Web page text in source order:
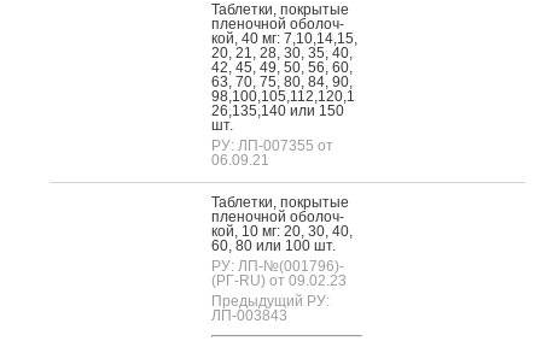
Таб­летки, пок­ры­тые
пле­ноч­ной обо­лоч­
кой, 40 мг: 7,10,14,15,
20, 21, 28, 30, 35, 40,
42, 45, 49, 50, 56, 60,
63, 70, 75, 80, 84, 90,
98,100,105,112,120,1
26,135,140 или 150
шт.
РУ: ЛП-007355 от
06.09.21
Таб­летки, пок­ры­тые
пле­ноч­ной обо­лоч­
кой, 10 мг: 20, 30, 40,
60, 80 или 100 шт.
РУ: ЛП-№(001796)-
(РГ-RU) от 09.02.23
Предыдущий РУ:
ЛП-003843